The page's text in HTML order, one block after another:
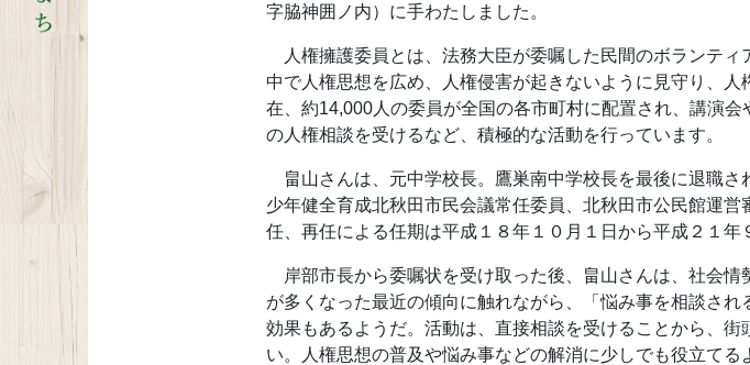
字脇神囲ノ内）に手わたしました。
人権擁護委員とは、法務大臣が委嘱した民間のボランテ
中で人権思想を広め、人権侵害が起きないように見守り、
在、約14,000人の委員が全国の各市町村に配置され、講演
の人権相談を受けるなど、積極的な活動を行っています。
畠山さんは、元中学校長。鷹巣南中学校長を最後に退職
少年健全育成北秋田市民会議常任委員、北秋田市公民館運
任、再任による任期は平成１８年１０月１日から平成２１年
岸部市長から委嘱状を受け取った後、畠山さんは、社会情
が多くなった最近の傾向に触れながら、「悩み事を相談さ
効果もあるようだ。活動は、直接相談を受けることから、
い。人権思想の普及や悩み事などの解消に少しでも役立てる